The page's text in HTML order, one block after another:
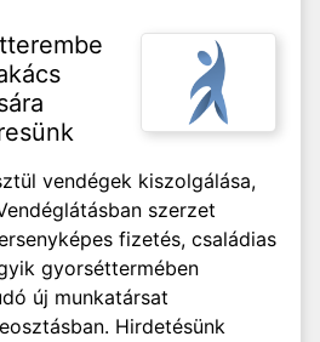
vendégek kiszolgálása,
szerzet
fizetés, családias
gyorséttermében
új munkatársat
Hirdetésünk